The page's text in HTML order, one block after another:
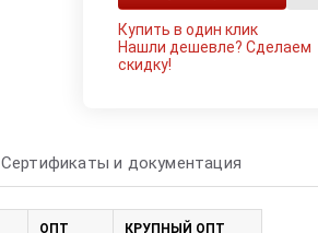
Купить в один клик
Нашли дешевле?Сделаем
скидку!
Сертификаты и документация
ОПТ
КРУПНЫЙ ОПТ